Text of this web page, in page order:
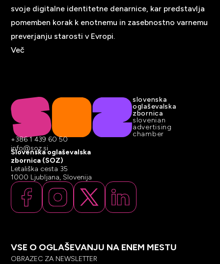
svoje digitalne identitetne denarnice, kar predstavlja
pomemben korak k enotnemu in zasebnostno varnemu
preverjanju starosti v Evropi.
Več
slovenska
oglaševalska
zbornica
slovenian
advertising
chamber
+386 1 439 60 50
info@soz.si
Slovenska oglaševalska
zbornica (SOZ)
Letališka cesta 35
1000 Ljubljana, Slovenija
VSE O OGLAŠEVANJU NA ENEM MESTU
OBRAZEC ZA NEWSLETTER